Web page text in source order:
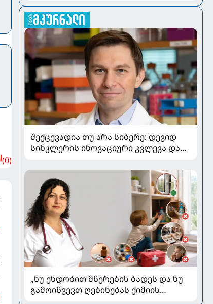
(0)
მნიშვნელოვანია“
შექცევადია თუ არა სიბერე: დევიდ
სინკლერის ინოვაციური კვლევა და
„ნუ ენდობით მწერების ბადეს და ნუ
გამოიწვევთ ღებინებას ქიმიის